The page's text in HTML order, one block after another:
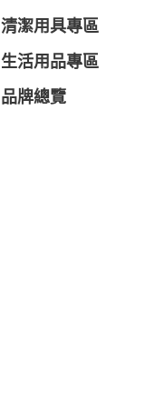
清潔用具專區
生活用品專區
品牌總覽